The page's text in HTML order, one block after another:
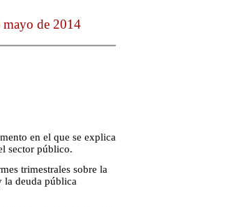
mayo de 2014
en el que se explica
sector público.
trimestrales sobre la
la deuda pública